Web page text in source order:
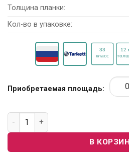
Толщина планки:
Кол-во в упаковке:
Приобретаемая площадь:
Количество товара Ламинат
В